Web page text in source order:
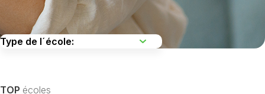
TOP écoles